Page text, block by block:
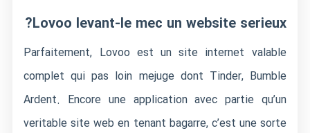
Lovoo levant-le mec un website serieux?
Parfaitement, Lovoo est un site internet valable
complet qui pas loin mejuge dont Tinder, Bumble
Ardent. Encore une application avec partie qu’un
veritable site web en tenant bagarre, c’est une sorte